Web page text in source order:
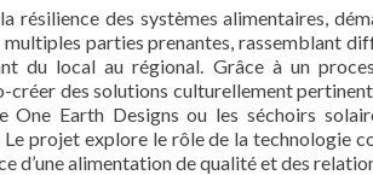
résilience des systèmes alimentaires,
multiples parties prenantes, rassemblant
du local au régional. Grâce à un
créer des solutions culturellement
One Earth Designs ou les séchoirs
Le projet explore le rôle de la technologie
d’une alimentation de qualité et des